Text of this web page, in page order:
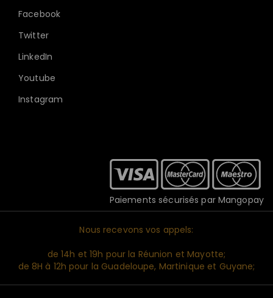
Facebook
Twitter
LinkedIn
Youtube
Instagram
Paiements sécurisés par Mangopay
Nous recevons vos appels:
de 14h et 19h pour la Réunion et Mayotte;
de 8H à 12h pour la Guadeloupe, Martinique et Guyane;